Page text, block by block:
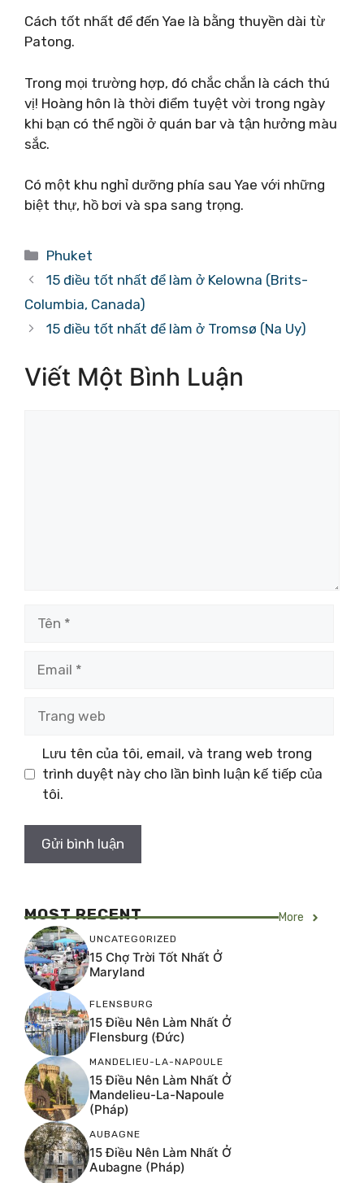
Cách tốt nhất để đến Yae là bằng thuyền dài từ
Patong.
Trong mọi trường hợp, đó chắc chắn là cách thú
vị! Hoàng hôn là thời điểm tuyệt vời trong ngày
khi bạn có thể ngồi ở quán bar và tận hưởng màu
sắc.
Có một khu nghỉ dưỡng phía sau Yae với những
biệt thự, hồ bơi và spa sang trọng.
Danh
mục
Phuket
15 điều tốt nhất để làm ở Kelowna (Brits-
Columbia, Canada)
15 điều tốt nhất để làm ở Tromsø (Na Uy)
Viết Một Bình Luận
web
Lưu tên của tôi, email, và trang web trong
trình duyệt này cho lần bình luận kế tiếp của
tôi.
MOST RECENT More
UNCATEGORIZED
15 Chợ Trời Tốt Nhất Ở
Maryland
FLENSBURG
15 Điều Nên Làm Nhất Ở
Flensburg (Đức)
MANDELIEU-LA-NAPOULE
15 Điều Nên Làm Nhất Ở
Mandelieu-La-Napoule
(Pháp)
AUBAGNE
15 Điều Nên Làm Nhất Ở
Aubagne (Pháp)